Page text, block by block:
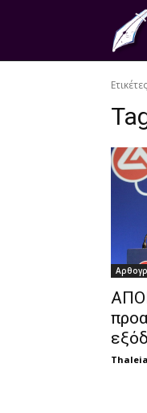
Ετικέτες
Thaleia